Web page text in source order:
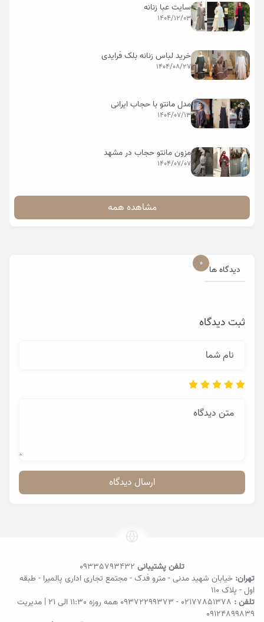
سایت عبا زنانه
1404/12/03
خرید لباس زنانه بلک فرایدی
1404/08/27
مدل مانتو با حجاب ایرانی
1404/07/13
مزون مانتو حجاب در مشهد
1404/07/07
مشاهده همه
دیدگاه ها
0
ثبت دیدگاه
نام شما
متن دیدگاه
ارسال دیدگاه
تلفن پشتیبانی 09335793432
تهران: خیابان شهید مدنی - مترو فدک - مجتمع تجاری اداری پالمیرا - طبقه
اول - پلاک ۱۱۰
تلفن : 02177851378
-
09372299373 همه روزه 11:30 الی 21 | مدیریت
09124899839